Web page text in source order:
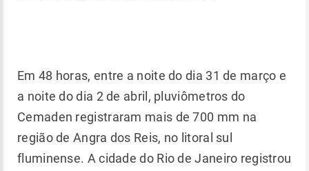
Em 48 horas, entre a noite do dia 31 de março e
a noite do dia 2 de abril, pluviômetros do
Cemaden registraram mais de 700 mm na
região de Angra dos Reis, no litoral sul
fluminense. A cidade do Rio de Janeiro registrou